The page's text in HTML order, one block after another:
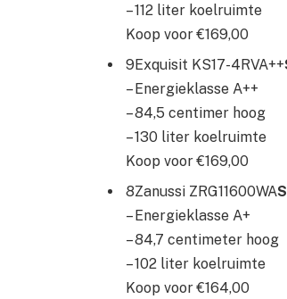
– 112 liter koelruimte
Koop voor €169,00
9Exquisit KS17-4RVA++
– Energieklasse A++
– 84,5 centimer hoog
– 130 liter koelruimte
Koop voor €169,00
8Zanussi ZRG11600WA
– Energieklasse A+
– 84,7 centimeter hoog
– 102 liter koelruimte
Koop voor €164,00